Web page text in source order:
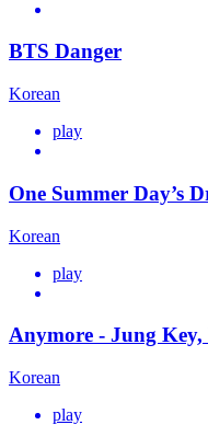
BTS Danger
Korean
play
One Summer Day’s
Korean
play
Anymore - Jung Key,
Korean
play